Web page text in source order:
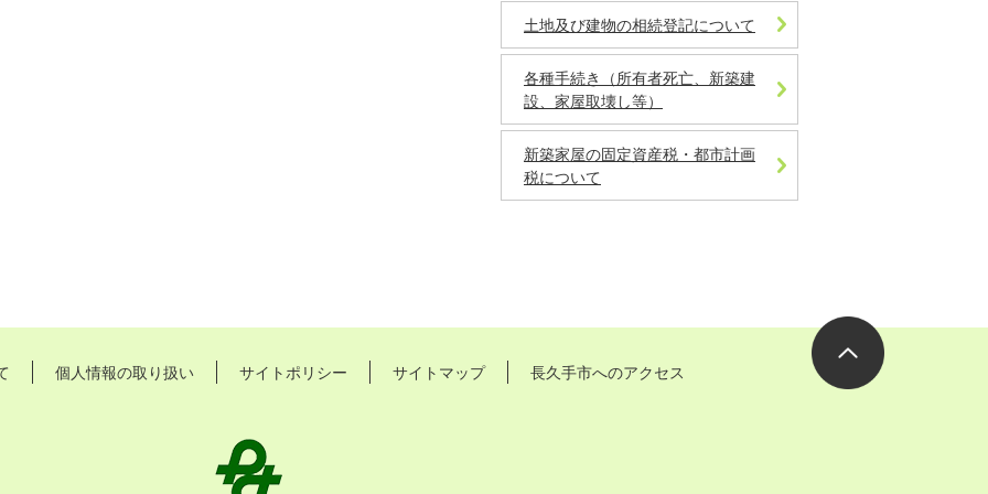
土地及び建物の相続登記について
各種手続き（所有者死亡、新築建
設、家屋取壊し等）
新築家屋の固定資産税・都市計画
税について
個人情報の取り扱い サイトポリシー サイトマップ 長久手市へのアクセス